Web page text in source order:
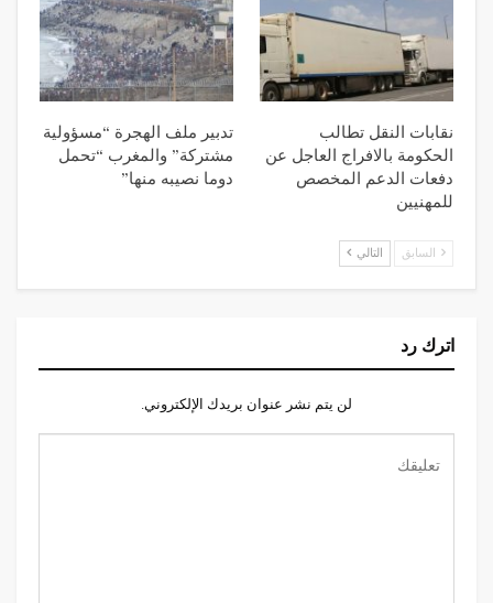
نقابات النقل تطالب
الحكومة بالافراج العاجل عن
دفعات الدعم المخصص
للمهنيين
تدبير ملف الهجرة “مسؤولية
مشتركة” والمغرب “تحمل
دوما نصيبه منها”
السابق التالي
اترك رد
لن يتم نشر عنوان بريدك الإلكتروني.